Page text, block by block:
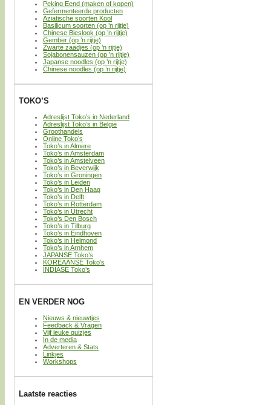
Peking Eend (maken of kopen)
Gefermenteerde producten
Aziatische soorten Kool
Basilicum soorten (op ’n rijtje)
Chinese Bieslook (op ’n rijtje)
Gember (op ’n rijtje)
Zwarte zaadjes (op ’n rijtje)
Sojabonensauzen (op ’n rijtje)
Japanse noodles (op ’n rijtje)
Chinese noodles (op ’n rijtje)
TOKO’S
Adreslijst Toko’s in Nederland
Adreslijst Toko’s in België
Groothandels
Online Toko’s
Toko’s in Almere
Toko’s in Amsterdam
Toko’s in Amstelveen
Toko’s in Beverwijk
Toko’s in Groningen
Toko’s in Leiden
Toko’s in Den Haag
Toko’s in Delft
Toko’s in Rotterdam
Toko’s in Utrecht
Toko’s Den Bosch
Toko’s in Tilburg
Toko’s in Eindhoven
Toko’s in Helmond
Toko’s in Arnhem
JAPANSE Toko’s
KOREAANSE Toko’s
INDIASE Toko’s
EN VERDER NOG
Nieuws & nieuwtjes
Feedback & Vragen
Vijf leuke quizjes
In de media
Adverteren & Stats
Linkjes
Workshops
Laatste reacties